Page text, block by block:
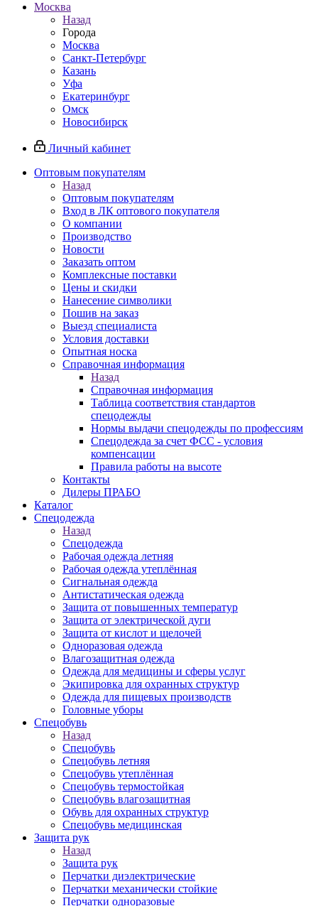
Москва
Назад
Города
Москва
Санкт-Петербург
Казань
Уфа
Екатеринбург
Омск
Новосибирск
Личный кабинет
Оптовым покупателям
Назад
Оптовым покупателям
Вход в ЛК оптового покупателя
О компании
Производство
Новости
Заказать оптом
Комплексные поставки
Цены и скидки
Нанесение символики
Пошив на заказ
Выезд специалиста
Условия доставки
Опытная носка
Справочная информация
Назад
Справочная информация
Таблица соответствия стандартов
спецодежды
Нормы выдачи спецодежды по профессиям
Спецодежда за счет ФСС - условия
компенсации
Правила работы на высоте
Контакты
Дилеры ПРАБО
Каталог
Спецодежда
Назад
Спецодежда
Рабочая одежда летняя
Рабочая одежда утеплённая
Сигнальная одежда
Антистатическая одежда
Защита от повышенных температур
Защита от электрической дуги
Защита от кислот и щелочей
Одноразовая одежда
Влагозащитная одежда
Одежда для медицины и сферы услуг
Экипировка для охранных структур
Одежда для пищевых производств
Головные уборы
Спецобувь
Назад
Спецобувь
Спецобувь летняя
Спецобувь утеплённая
Спецобувь термостойкая
Спецобувь влагозащитная
Обувь для охранных структур
Спецобувь медицинская
Защита рук
Назад
Защита рук
Перчатки диэлектрические
Перчатки механически стойкие
Перчатки одноразовые